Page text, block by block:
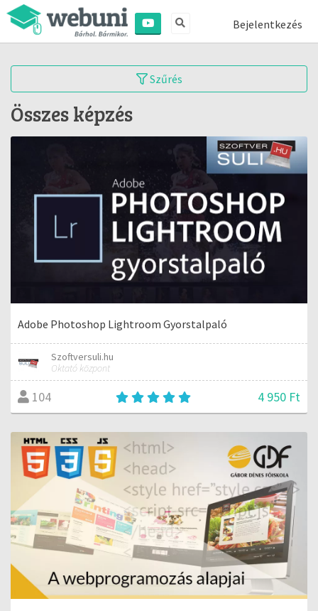
Bejelentkezés
Szűrés
Összes képzés
Adobe Photoshop Lightroom Gyorstalpaló
Szoftversuli.hu
Oktató központ
104 4 950 Ft